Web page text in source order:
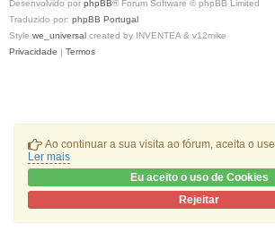
Ao continuar a sua visita ao fórum, aceita o
Ler mais
Eu aceito o uso de Cookies
Rejeitar
Desenvolvido por phpBB® Forum Software © phpBB Limited
Traduzido por: phpBB Portugal
Style we_universal created by INVENTEA & v12mike
Privacidade | Termos